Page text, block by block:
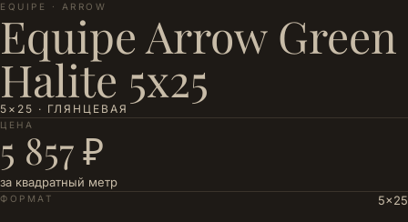
EQUIPE · ARROW
Equipe Arrow Green
Halite 5x25
5×25 · ГЛЯНЦЕВАЯ
ЦЕНА
5 857 ₽
за квадратный метр
ФОРМАТ 5×25